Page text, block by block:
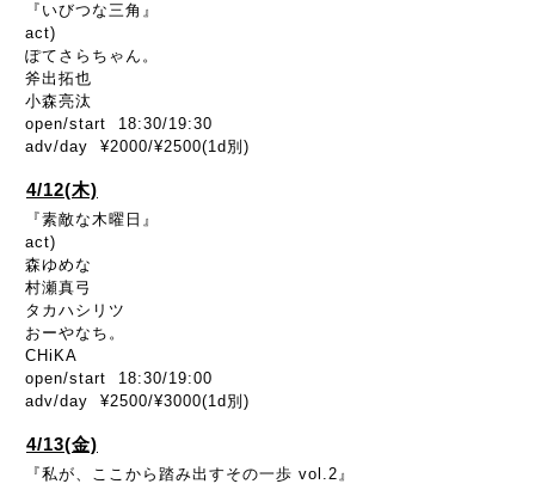
『いびつな三角』
act)
ぽてさらちゃん。
斧出拓也
小森亮汰
open/start 18:30/19:30
adv/day ¥2000/¥2500(1d別)
4/12(木)
『素敵な木曜日』
act)
森ゆめな
村瀬真弓
タカハシリツ
おーやなち。
CHiKA
open/start 18:30/19:00
adv/day ¥2500/¥3000(1d別)
4/13(金)
『私が、ここから踏み出すその一歩 vol.2』